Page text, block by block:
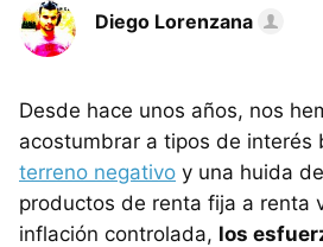
Diego Lorenzana
Desde hace unos años, nos
acostumbrar a tipos de interés
terreno negativo y una huida
productos de renta fija a renta
inflación controlada, los